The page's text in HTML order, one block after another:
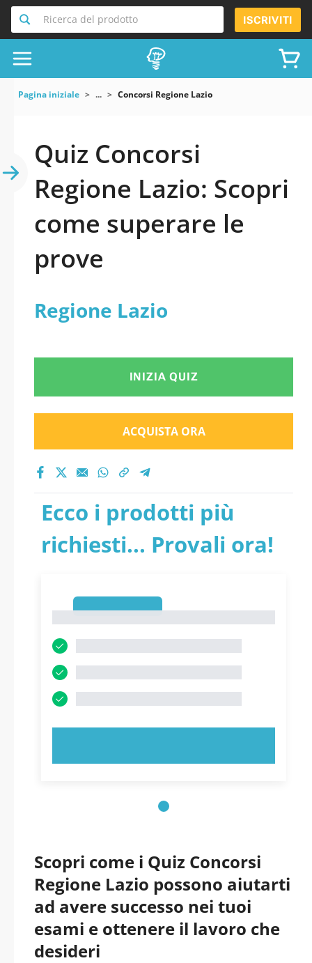
Ricerca del prodotto ISCRIVITI
Pagina iniziale ... Concorsi Regione Lazio
Quiz Concorsi
Regione Lazio: Scopri
come superare le
prove
Regione Lazio
INIZIA QUIZ
ACQUISTA ORA
Ecco i prodotti più
richiesti... Provali ora!
Scopri come i Quiz Concorsi
Regione Lazio possono aiutarti
ad avere successo nei tuoi
esami e ottenere il lavoro che
desideri